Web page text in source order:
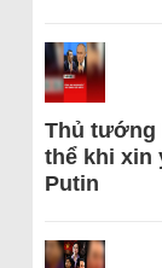
Thủ tướng
thể khi xin
Putin